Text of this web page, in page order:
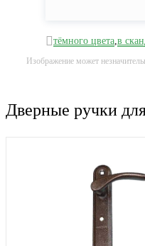
тёмного цвета,в
Изображение может
Дверные ручки